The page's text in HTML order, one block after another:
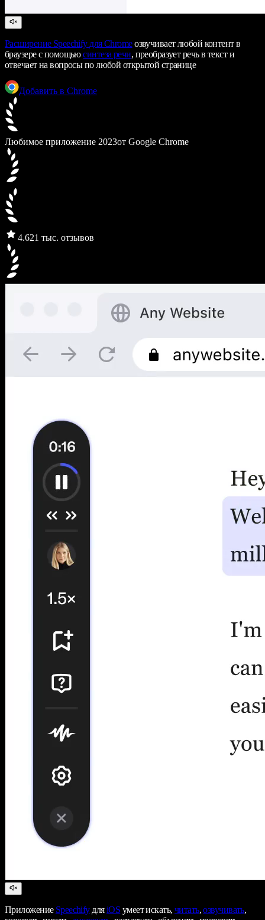
Расширение Speechify для Chromeозвучивает любой контент в
браузере с помощьюсинтеза речи, преобразует речь в текст и
отвечает на вопросы по любой открытой странице
Добавить в Chrome
Любимое приложение 2023от Google Chrome
4.621 тыс. отзывов
Приложение SpeechifyдляiOS умеет искать, читать,озвучивать,